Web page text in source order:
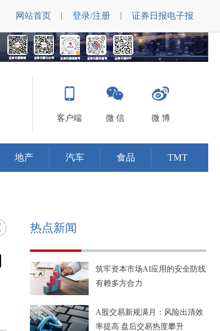
网站首页 | 登录/注册 | 证券日报电子报
客户端 微 信 微 博
地产 汽车 食品 TMT
热点新闻
筑牢资本市场AI应用的安全防线
有赖多方合力
A股交易新规满月：风险出清效
率提高 盘后交易热度攀升